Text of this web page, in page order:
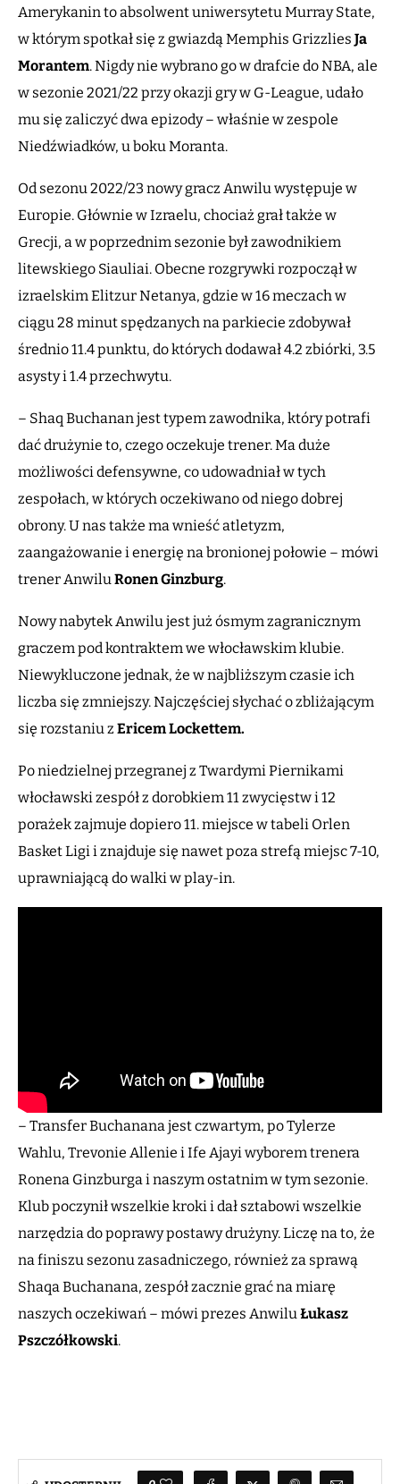
Amerykanin to absolwent uniwersytetu Murray State,
w którym spotkał się z gwiazdą Memphis Grizzlies Ja
Morantem. Nigdy nie wybrano go w drafcie do NBA, ale
w sezonie 2021/22 przy okazji gry w G-League, udało
mu się zaliczyć dwa epizody – właśnie w zespole
Niedźwiadków, u boku Moranta.
Od sezonu 2022/23 nowy gracz Anwilu występuje w
Europie. Głównie w Izraelu, chociaż grał także w
Grecji, a w poprzednim sezonie był zawodnikiem
litewskiego Siauliai. Obecne rozgrywki rozpoczął w
izraelskim Elitzur Netanya, gdzie w 16 meczach w
ciągu 28 minut spędzanych na parkiecie zdobywał
średnio 11.4 punktu, do których dodawał 4.2 zbiórki, 3.5
asysty i 1.4 przechwytu.
– Shaq Buchanan jest typem zawodnika, który potrafi
dać drużynie to, czego oczekuje trener. Ma duże
możliwości defensywne, co udowadniał w tych
zespołach, w których oczekiwano od niego dobrej
obrony. U nas także ma wnieść atletyzm,
zaangażowanie i energię na bronionej połowie – mówi
trener AnwiluRonen Ginzburg.
Nowy nabytek Anwilu jest już ósmym zagranicznym
graczem pod kontraktem we włocławskim klubie.
Niewykluczone jednak, że w najbliższym czasie ich
liczba się zmniejszy. Najczęściej słychać o zbliżającym
się rozstaniu z Ericem Lockettem.
Po niedzielnej przegranej z Twardymi Piernikami
włocławski zespół z dorobkiem 11 zwycięstw i 12
porażek zajmuje dopiero 11. miejsce w tabeli Orlen
Basket Ligi i znajduje się nawet poza strefą miejsc 7-10,
uprawniającą do walki w play-in.
– Transfer Buchanana jest czwartym, po Tylerze
Wahlu, Trevonie Allenie i Ife Ajayi wyborem trenera
Ronena Ginzburga i naszym ostatnim w tym sezonie.
Klub poczynił wszelkie kroki i dał sztabowi wszelkie
narzędzia do poprawy postawy drużyny. Liczę na to, że
na finiszu sezonu zasadniczego, również za sprawą
Shaqa Buchanana, zespół zacznie grać na miarę
naszych oczekiwań – mówi prezes AnwiluŁukasz
Pszczółkowski.